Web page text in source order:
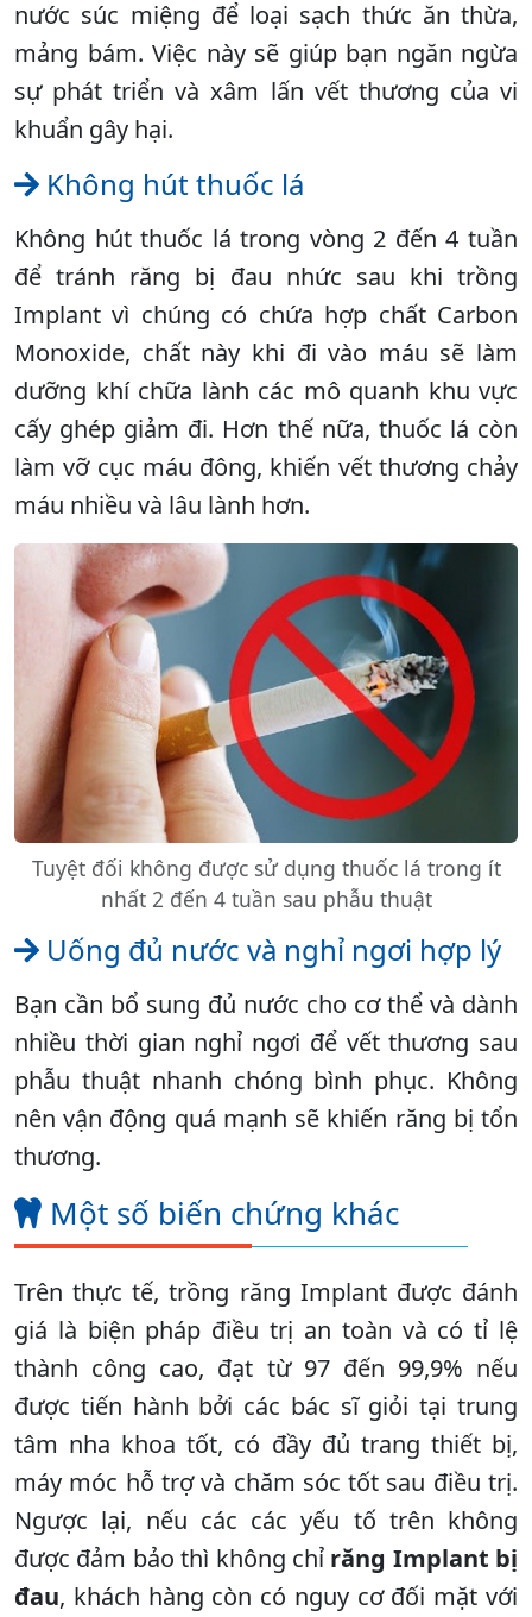
nước súc miệng để loại sạch thức ăn thừa,
mảng bám. Việc này sẽ giúp bạn ngăn ngừa
sự phát triển và xâm lấn vết thương của vi
khuẩn gây hại.
Không hút thuốc lá
Không hút thuốc lá trong vòng 2 đến 4 tuần
để tránh răng bị đau nhức sau khi trồng
Implant vì chúng có chứa hợp chất Carbon
Monoxide, chất này khi đi vào máu sẽ làm
dưỡng khí chữa lành các mô quanh khu vực
cấy ghép giảm đi. Hơn thế nữa, thuốc lá còn
làm vỡ cục máu đông, khiến vết thương chảy
máu nhiều và lâu lành hơn.
Tuyệt đối không được sử dụng thuốc lá trong ít
nhất 2 đến 4 tuần sau phẫu thuật
Uống đủ nước và nghỉ ngơi hợp lý
Bạn cần bổ sung đủ nước cho cơ thể và dành
nhiều thời gian nghỉ ngơi để vết thương sau
phẫu thuật nhanh chóng bình phục. Không
nên vận động quá mạnh sẽ khiến răng bị tổn
thương.
Một số biến chứng khác
Trên thực tế, trồng răng Implant được đánh
giá là biện pháp điều trị an toàn và có tỉ lệ
thành công cao, đạt từ 97 đến 99,9% nếu
được tiến hành bởi các bác sĩ giỏi tại trung
tâm nha khoa tốt, có đầy đủ trang thiết bị,
máy móc hỗ trợ và chăm sóc tốt sau điều trị.
Ngược lại, nếu các các yếu tố trên không
được đảm bảo thì không chỉ răng Implant bị
đau, khách hàng còn có nguy cơ đối mặt với